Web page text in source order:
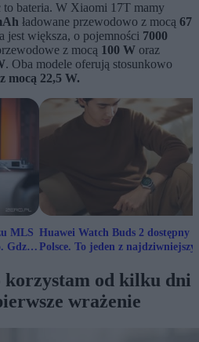
bateria. W Xiaomi 17T mamy
ładowane przewodowo z mocą 67
jest większa, o pojemności 7000
z mocą 100 W oraz
. Oba modele oferują stosunkowo
mocą 22,5 W.
MLS
Gdzie
Huawei Watch Buds 2 dostępny
Polsce. To jeden z
od kilku dni
wrażenie